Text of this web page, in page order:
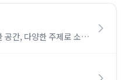
공간, 다양한 주제로 소통